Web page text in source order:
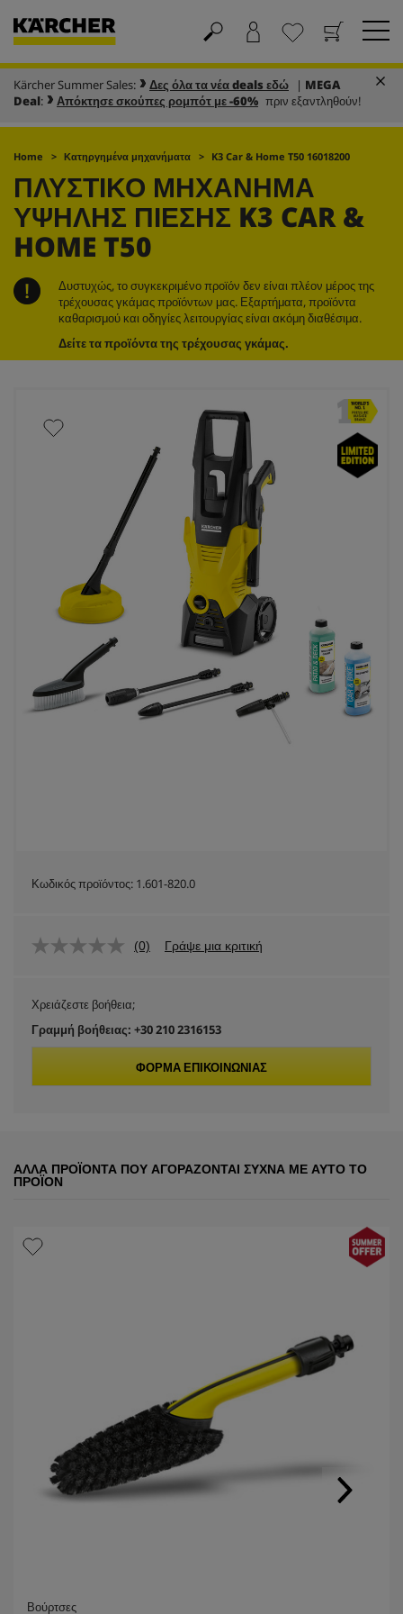
Καλάθι
Αγαπημένα
Kärcher Summer Sales: Δες όλα τα νέα deals εδώ | MEGA
Deal: Απόκτησε σκούπες ρομπότ με -60% πριν εξαντληθούν!
Home Κατηργημένα μηχανήματα K3 Car & Home T50 16018200
ΠΛΥΣΤΙΚΌ ΜΗΧΆΝΗΜΑ
ΥΨΗΛΉΣ ΠΊΕΣΗΣ K3 CAR &
HOME T50
Δυστυχώς, το συγκεκριμένο προϊόν δεν είναι πλέον μέρος της
τρέχουσας γκάμας προϊόντων μας. Εξαρτήματα, προϊόντα
καθαρισμού και οδηγίες λειτουργίας είναι ακόμη διαθέσιμα.
Δείτε τα προϊόντα της τρέχουσας γκάμας.
Κωδικός προϊόντος: 1.601-820.0
(0) Γράψε μια κριτική
Χρειάζεστε βοήθεια;
Γραμμή βοήθειας: +30 210 2316153
ΦΌΡΜΑ ΕΠΙΚΟΙΝΩΝΊΑΣ
ΆΛΛΑ ΠΡΟΪΌΝΤΑ ΠΟΥ ΑΓΟΡΆΖΟΝΤΑΙ ΣΥΧΝΆ ΜΕ ΑΥΤΌ ΤΟ
ΠΡΟΪΌΝ
Βούρτσες